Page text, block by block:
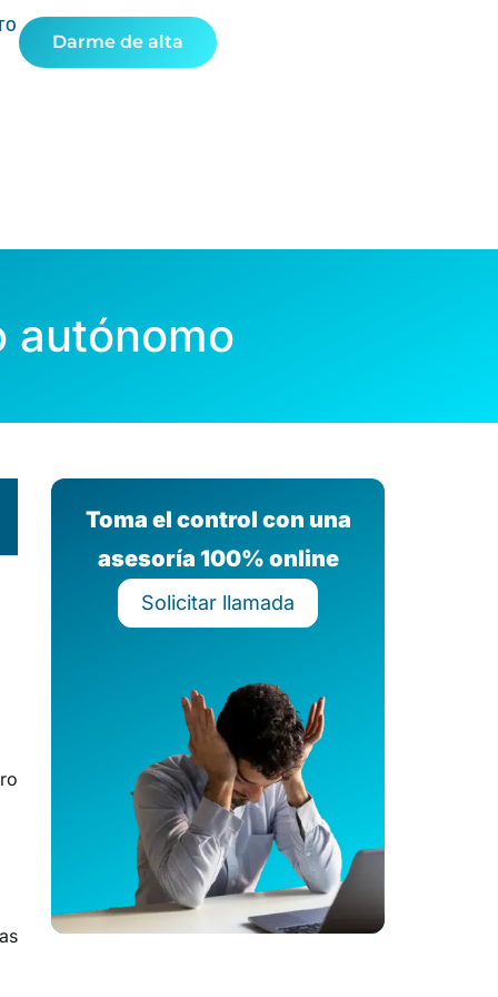
Darme de alta
autónomo
Toma el control con una
asesoría 100% online
Solicitar llamada